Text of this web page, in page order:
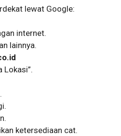
lewat Google:
internet.
lainnya.
Lokasi”.
ketersediaan cat.